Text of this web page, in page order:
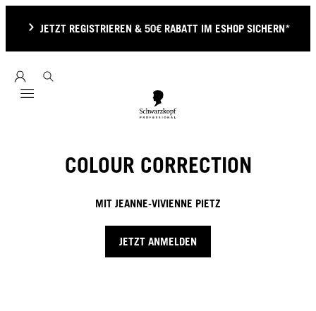
JETZT REGISTRIEREN & 50€ RABATT IM ESHOP SICHERN*
Mobile navigation
COLOUR CORRECTION
MIT JEANNE-VIVIENNE PIETZ
JETZT ANMELDEN